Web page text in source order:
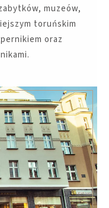
muzeów,
toruńskim
oraz